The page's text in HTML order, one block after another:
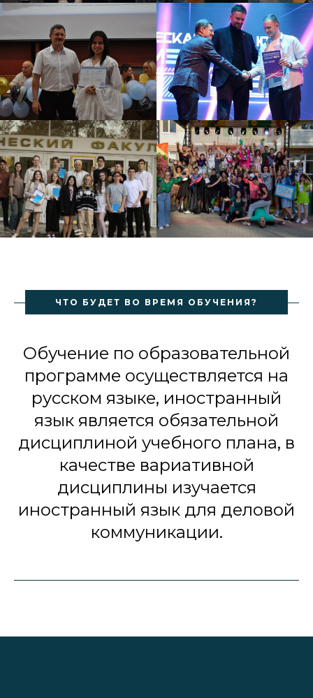
ЧТО БУДЕТ ВО ВРЕМЯ ОБУЧЕНИЯ?
Обучение по образовательной
программе осуществляется на
русском языке, иностранный
язык является обязательной
дисциплиной учебного плана, в
качестве вариативной
дисциплины изучается
иностранный язык для деловой
коммуникации.